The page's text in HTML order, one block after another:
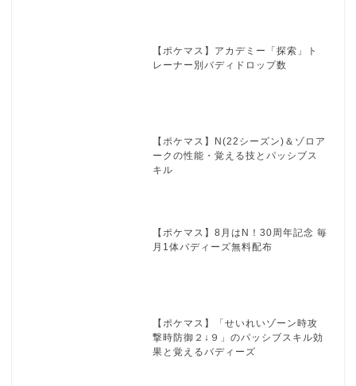
レーナー別バディドロップ数
キル
果と覚えるバディーズ